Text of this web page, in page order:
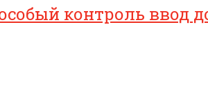
контроль ввод